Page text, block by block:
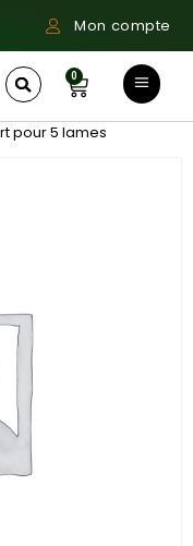
Mon compte
0
pour 5 lames